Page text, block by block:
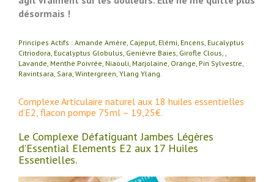
désormais !
Principes Actifs : Amande Amère, Cajeput, Elémi, Encens, Eucalyptus
Citriodora, Eucalyptus Globulus, Genièvre Baies, Girofle Clous, ,
Lavande, Menthe Poivrée, Niaouli, Marjolaine, Orange, Pin Sylvestre,
Ravintsara, Sara, Wintergreen, Ylang Ylang.
Complexe Articulaire naturel aux 18 huiles essentielles
d’E2, flacon pompe 75ml – 19,25€.
Le Complexe Défatiguant Jambes Légères
d’Essential Elements E2 aux 17 Huiles
Essentielles.